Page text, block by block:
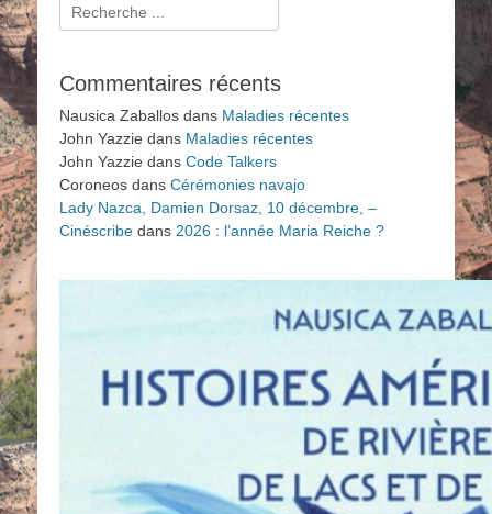
Rechercher :
Commentaires récents
Nausica Zaballos dans Maladies récentes
John Yazzie dans Maladies récentes
John Yazzie dans Code Talkers
Coroneos dans Cérémonies navajo
Lady Nazca, Damien Dorsaz, 10 décembre, –
Cinéscribe dans 2026 : l’année Maria Reiche ?